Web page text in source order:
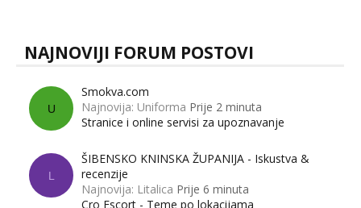
NAJNOVIJI FORUM POSTOVI
U
Smokva.com
Najnovija: Uniforma Prije 2 minuta
Stranice i online servisi za upoznavanje
L
ŠIBENSKO KNINSKA ŽUPANIJA - Iskustva &
recenzije
Najnovija: Litalica Prije 6 minuta
Cro Escort - Teme po lokacijama